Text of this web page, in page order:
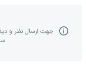
جهت ارسال نظر و